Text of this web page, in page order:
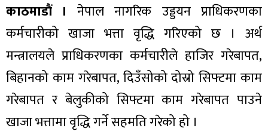
काठमाडौं । नेपाल नागरिक उड्डयन प्राधिकरणका
कर्मचारीको खाजा भत्ता वृद्धि गरिएको छ । अर्थ
मन्त्रालयले प्राधिकरणका कर्मचारीले हाजिर गरेबापत,
बिहानको काम गरेबापत, दिउँसोको दोस्रो सिफ्टमा काम
गरेबापत र बेलुकीको सिफ्टमा काम गरेबापत पाउने
खाजा भत्तामा वृद्धि गर्ने सहमति गरेको हो ।